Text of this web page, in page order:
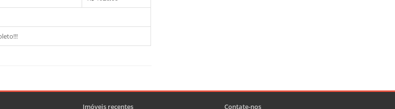
Imóveis recentes Contate-nos